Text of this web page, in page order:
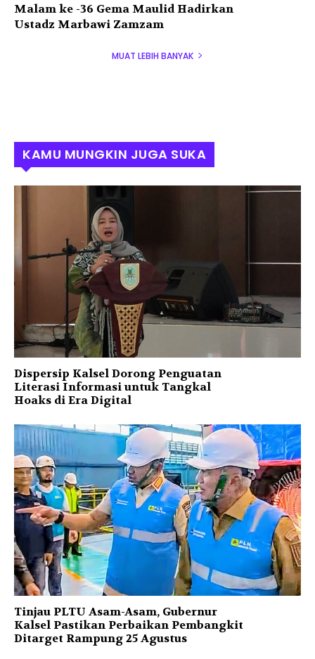
Malam ke -36 Gema Maulid Hadirkan
Ustadz Marbawi Zamzam
MUAT LEBIH BANYAK
KAMU MUNGKIN JUGA SUKA
Dispersip Kalsel Dorong Penguatan
Literasi Informasi untuk Tangkal
Hoaks di Era Digital
Tinjau PLTU Asam-Asam, Gubernur
Kalsel Pastikan Perbaikan Pembangkit
Ditarget Rampung 25 Agustus